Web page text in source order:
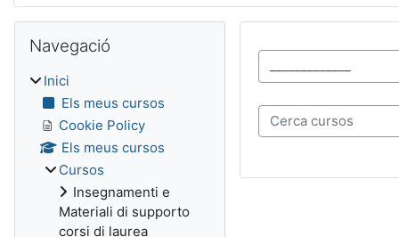
Categories de cursos
Cerca cursos
Blocs
Navegació
Inici
Els meus cursos
Cookie Policy
Els meus cursos
Cursos
Insegnamenti e
Materiali di supporto
corsi di laurea